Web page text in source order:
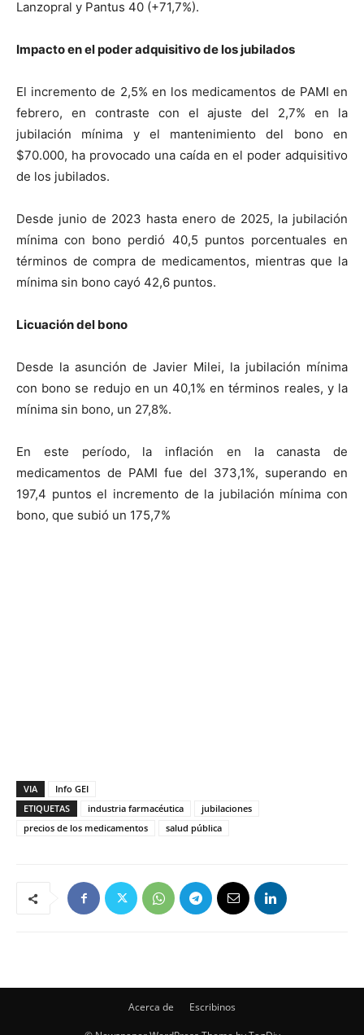
Lanzopral y Pantus 40 (+71,7%).
Impacto en el poder adquisitivo de los jubilados
El incremento de 2,5% en los medicamentos de PAMI en
febrero, en contraste con el ajuste del 2,7% en la
jubilación mínima y el mantenimiento del bono en
$70.000, ha provocado una caída en el poder adquisitivo
de los jubilados.
Desde junio de 2023 hasta enero de 2025, la jubilación
mínima con bono perdió 40,5 puntos porcentuales en
términos de compra de medicamentos, mientras que la
mínima sin bono cayó 42,6 puntos.
Licuación del bono
Desde la asunción de Javier Milei, la jubilación mínima
con bono se redujo en un 40,1% en términos reales, y la
mínima sin bono, un 27,8%.
En este período, la inflación en la canasta de
medicamentos de PAMI fue del 373,1%, superando en
197,4 puntos el incremento de la jubilación mínima con
bono, que subió un 175,7%
VIA
Info GEI
ETIQUETAS
industria farmacéutica
jubilaciones
precios de los medicamentos
salud pública
Acerca de Escribinos